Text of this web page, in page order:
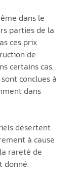
dans le
parties de la
ces prix
de
certains cas,
conclues à
dans
désertent
à cause
rareté de
donné.